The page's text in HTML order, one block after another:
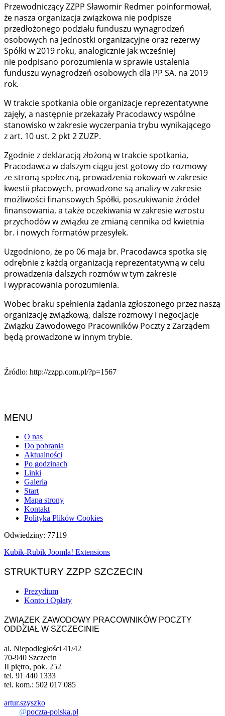
Przewodniczący ZZPP Sławomir Redmer poinformował,
że nasza organizacja związkowa nie podpisze
przedłożonego podziału funduszu wynagrodzeń
osobowych na jednostki organizacyjne oraz rezerwy
Spółki w 2019 roku, analogicznie jak wcześniej
nie podpisano porozumienia w sprawie ustalenia
funduszu wynagrodzeń osobowych dla PP SA. na 2019
rok.
W trakcie spotkania obie organizacje reprezentatywne
zajęły, a następnie przekazały Pracodawcy wspólne
stanowisko w zakresie wyczerpania trybu wynikającego
z art. 10 ust. 2 pkt 2 ZUZP.
Zgodnie z deklaracją złożoną w trakcie spotkania,
Pracodawca w dalszym ciągu jest gotowy do rozmowy
ze stroną społeczną, prowadzenia rokowań w zakresie
kwestii płacowych, prowadzone są analizy w zakresie
możliwości finansowych Spółki, poszukiwanie źródeł
finansowania, a także oczekiwania w zakresie wzrostu
przychodów w związku ze zmianą cennika od kwietnia
br. i nowych formatów przesyłek.
Uzgodniono, że po 06 maja br. Pracodawca spotka się
odrębnie z każdą organizacją reprezentatywną w celu
prowadzenia dalszych rozmów w tym zakresie
i wypracowania porozumienia.
Wobec braku spełnienia żądania zgłoszonego przez naszą
organizację związkową, dalsze rozmowy i negocjacje
Związku Zawodowego Pracowników Poczty z Zarządem
będą prowadzone w innym trybie.
Źródło: http://zzpp.com.pl/?p=1567
MENU
O nas
Do pobrania
Aktualności
Po godzinach
Linki
Galeria
Start
Mapa strony
Kontakt
Polityka Plików Cookies
Odwiedziny: 77119
Kubik-Rubik Joomla! Extensions
STRUKTURY ZZPP SZCZECIN
Prezydium
Konto i Opłaty
ZWIĄZEK ZAWODOWY PRACOWNIKÓW POCZTY
ODDZIAŁ W SZCZECINIE
al. Niepodległości 41/42
70-940 Szczecin
II piętro, pok. 252
tel. 91 440 1333
tel. kom.: 502 017 085
artur.szyszko
@poczta-polska.pl